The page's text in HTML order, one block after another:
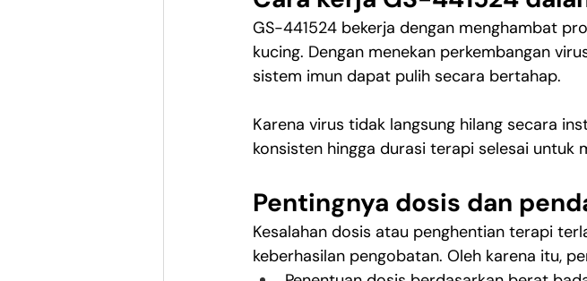
GS-441524 bekerja dengan menghambat
kucing. Dengan menekan perkembangan
sistem imun dapat pulih secara bertahap.
Karena virus tidak langsung hilang secara
konsisten hingga durasi terapi selesai untuk
Pentingnya dosis dan
Kesalahan dosis atau penghentian terapi
keberhasilan pengobatan. Oleh karena itu,